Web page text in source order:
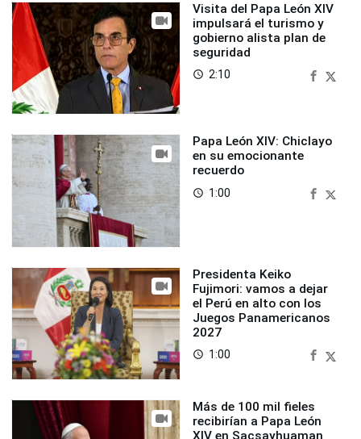
Visita del Papa León XIV
impulsará el turismo y
gobierno alista plan de
seguridad
access_time 2:10
Papa León XIV: Chiclayo
en su emocionante
recuerdo
access_time 1:00
Presidenta Keiko
Fujimori: vamos a dejar
el Perú en alto con los
Juegos Panamericanos
2027
access_time 1:00
Más de 100 mil fieles
recibirían a Papa León
XIV en Sacsayhuaman